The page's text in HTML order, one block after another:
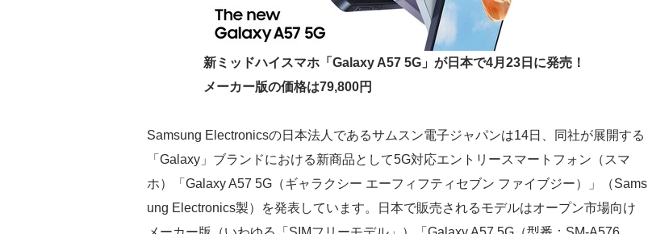
新ミッドハイスマホ「Galaxy A57 5G」が日本で4月23日に発売！
メーカー版の価格は79,800円
Samsung Electronicsの日本法人であるサムスン電子ジャパンは14日、同社が展開する
「Galaxy」ブランドにおける新商品として5G対応エントリースマートフォン（スマ
ホ）「Galaxy A57 5G（ギャラクシー エーフィフティセブン ファイブジー）」（Sams
ung Electronics製）を発表しています。日本で販売されるモデルはオープン市場向け